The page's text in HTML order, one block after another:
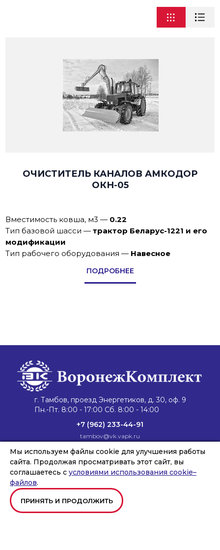
ОЧИСТИТЕЛЬ КАНАЛОВ АМКОДОР
ОКН-05
Вместимость ковша, м3 — 0.22
Тип базовой шасси —трактор Беларус-1221 и его
модификации
Тип рабочего оборудования — Навесное
ПОДРОБНЕЕ
г. Тамбов, проезд Энергетиков, д. 30, оф. 9
Пн.-Пт. 8:00 - 17:00 Сб. 8:00 - 14:00
+7 (962) 233-44-91
tambov@vk.vapk.ru
ГлавнаяКаталог техники Запасные части
Сервис и ремонтЛизинг и кредитФилиалыО компании
НовостиКонтакты
Copyright © ООО «ВОРОНЕЖКОМПЛЕКТ», 2026
Создание и продвижение сайтов
Мы используем файлы cookie для улучшения работы
сайта. Продолжая просматривать этот сайт, вы
соглашаетесь с условиями использования cookie–
файлов.
ПРИНЯТЬ И ПРОДОЛЖИТЬ